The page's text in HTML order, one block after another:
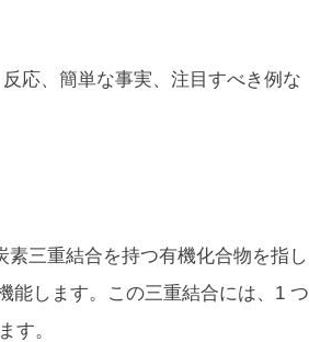
応、簡単な事実、注目すべき例な
三重結合を持つ有機化合物を指し
能します。この三重結合には、1 つ
す。